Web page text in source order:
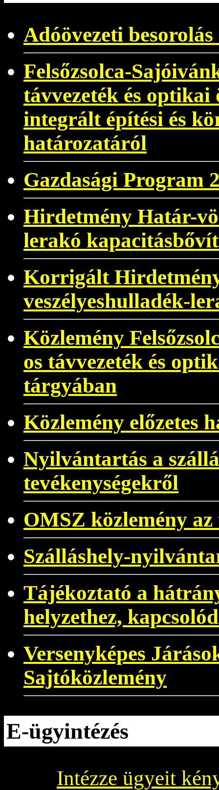
Adóövezeti
Felsőzsolca-
távvezeték és optikai
integrált építési és
határozatáról
Gazdasági Program
Hirdetmény Határ-
lerakó
Korrigált
veszélyeshulladék-
Közlemény
os távvezeték és
tárgyában
Közlemény előzetes
Nyilvántartás a
tevékenységekről
OMSZ közlemény
Szálláshely-
Tájékoztató a
helyzethez,
Versenyképes
Sajtóközlemény
E-ügyintézés
Intézze ügyeit